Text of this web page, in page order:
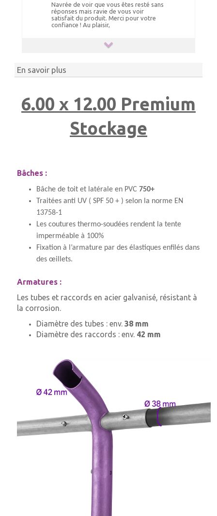
Navrée de voir que vous êtes resté sans
réponses mais ravie de vous voir
satisfait du produit. Merci pour votre
confiance ! Au plaisir,
En savoir plus
6.00 x 12.00 Premium
Stockage
Bâches :
Bâche de toit et latérale en PVC 750+
Traitées anti UV ( SPF 50 + ) selon la norme EN
13758-1
Les coutures thermo-soudées rendent la tente
imperméable à 100%
Fixation à l’armature par des élastiques enfilés dans
des œillets.
Armatures :
Les tubes et raccords en acier galvanisé, résistant à
la corrosion.
Diamètre des tubes : env. 38 mm
Diamètre des raccords : env. 42 mm